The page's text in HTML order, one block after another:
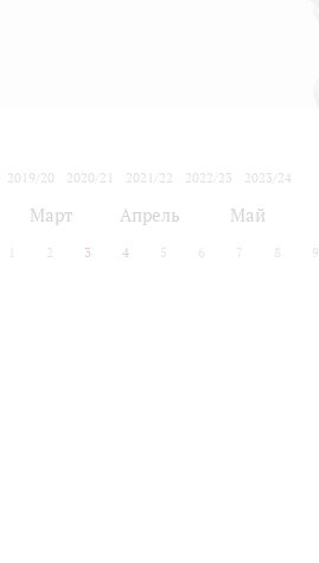
2019/20
2020/21 2021/22 2022/23
2023/24
Март Апрель Май
2 3 4 5 6 7 8 9